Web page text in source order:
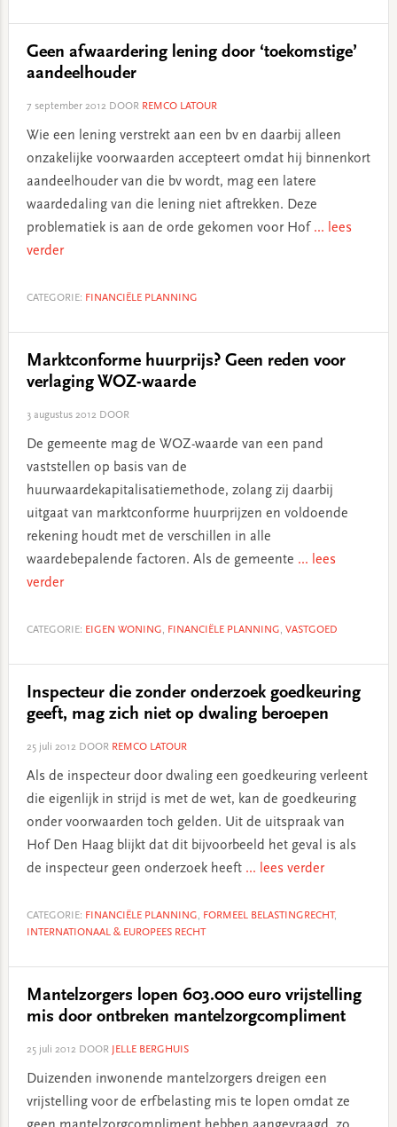
Geen afwaardering lening door ‘toekomstige’
aandeelhouder
7 september 2012DOOR REMCO LATOUR
Wie een lening verstrekt aan een bv en daarbij alleen
onzakelijke voorwaarden accepteert omdat hij binnenkort
aandeelhouder van die bv wordt, mag een latere
waardedaling van die lening niet aftrekken. Deze
problematiek is aan de orde gekomen voor Hof ... lees
verder
CATEGORIE: FINANCIËLE PLANNING
Marktconforme huurprijs? Geen reden voor
verlaging WOZ-waarde
3 augustus 2012DOOR
De gemeente mag de WOZ-waarde van een pand
vaststellen op basis van de
huurwaardekapitalisatiemethode, zolang zij daarbij
uitgaat van marktconforme huurprijzen en voldoende
rekening houdt met de verschillen in alle
waardebepalende factoren. Als de gemeente ... lees
verder
CATEGORIE: EIGEN WONING, FINANCIËLE PLANNING, VASTGOED
Inspecteur die zonder onderzoek goedkeuring
geeft, mag zich niet op dwaling beroepen
25 juli 2012DOOR REMCO LATOUR
Als de inspecteur door dwaling een goedkeuring verleent
die eigenlijk in strijd is met de wet, kan de goedkeuring
onder voorwaarden toch gelden. Uit de uitspraak van
Hof Den Haag blijkt dat dit bijvoorbeeld het geval is als
de inspecteur geen onderzoek heeft ... lees verder
CATEGORIE: FINANCIËLE PLANNING, FORMEEL BELASTINGRECHT,
INTERNATIONAAL & EUROPEES RECHT
Mantelzorgers lopen 603.000 euro vrijstelling
mis door ontbreken mantelzorgcompliment
25 juli 2012DOOR JELLE BERGHUIS
Duizenden inwonende mantelzorgers dreigen een
vrijstelling voor de erfbelasting mis te lopen omdat ze